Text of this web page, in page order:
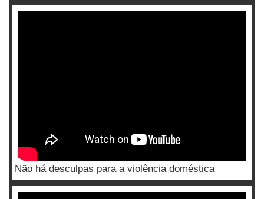
Não há desculpas para a violência doméstica